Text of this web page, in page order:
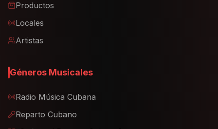
Productos
Locales
Artistas
Géneros Musicales
Radio Música Cubana
Reparto Cubano